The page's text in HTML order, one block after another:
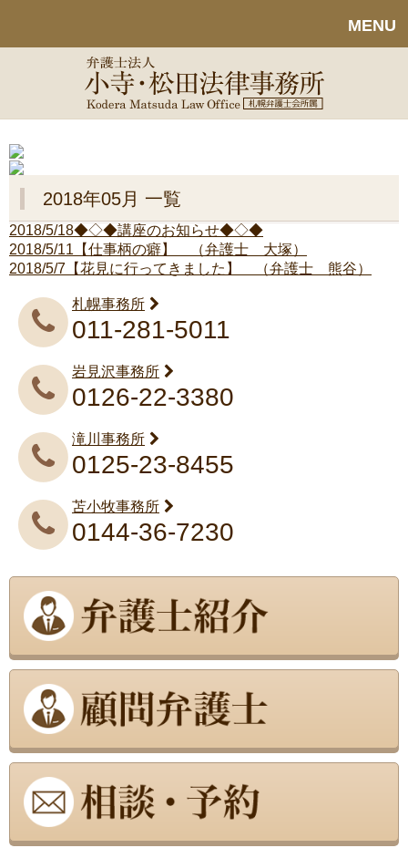
MENU
2018年05月 一覧
2018/5/18◆◇◆講座のお知らせ◆◇◆
2018/5/11 【仕事柄の癖】 （弁護士 大塚）
2018/5/7 【花見に行ってきました】 （弁護士 熊谷）
札幌事務所
011-281-5011
岩見沢事務所
0126-22-3380
滝川事務所
0125-23-8455
苫小牧事務所
0144-36-7230